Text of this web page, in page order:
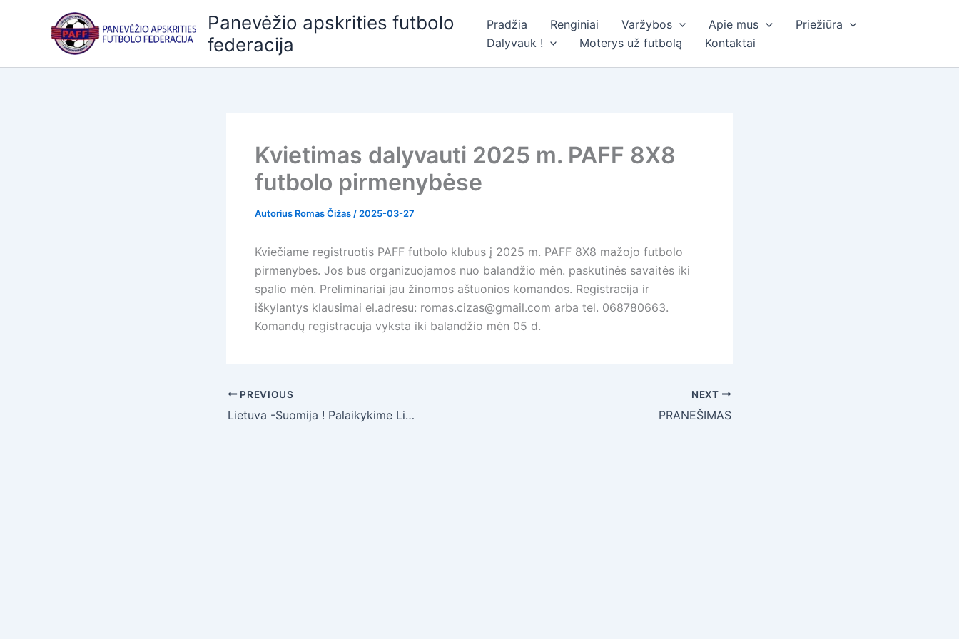
Panevėžio apskrities futbolo
federacija
Pradžia Renginiai Varžybos Apie mus
Priežiūra
Dalyvauk !
Moterys už futbolą Kontaktai
Kvietimas dalyvauti 2025 m. PAFF 8X8
futbolo pirmenybėse
Autorius Romas Čižas / 2025-03-27
Kviečiame registruotis PAFF futbolo klubus į 2025 m. PAFF 8X8 mažojo futbolo
pirmenybes. Jos bus organizuojamos nuo balandžio mėn. paskutinės savaitės iki
spalio mėn. Preliminariai jau žinomos aštuonios komandos. Registracija ir
iškylantys klausimai el.adresu: romas.cizas@gmail.com arba tel. 068780663.
Komandų registracuja vyksta iki balandžio mėn 05 d.
PREVIOUS
Lietuva -Suomija ! Palaikykime Lietuvos futbolo rinktinę
NEXT
PRANEŠIMAS